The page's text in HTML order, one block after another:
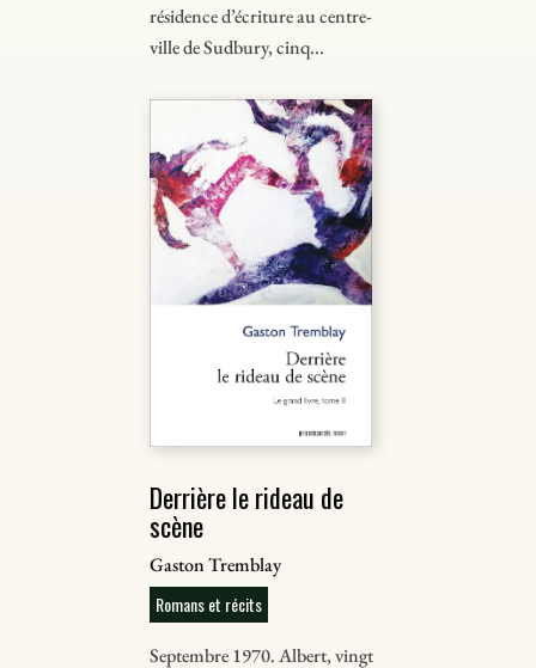
résidence d’écriture au centre-
ville de Sudbury, cinq...
Derrière le rideau de
scène
Gaston Tremblay
Romans et récits
Septembre 1970. Albert, vingt